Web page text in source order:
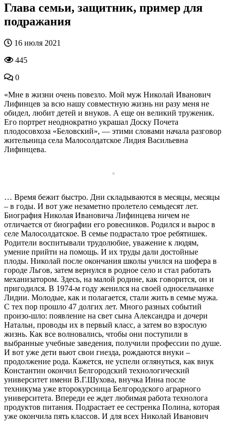
Глава семьи, защитник, пример для
подражания
16 июля 2021
445
0
«Мне в жизни очень повезло. Мой муж Николай Иванович
Лифинцев за всю нашу совместную жизнь ни разу меня не
обидел, любит детей и внуков. А еще он великий труженик.
Его портрет неоднократно украшал Доску Почета
плодосовхоза «Беловский», — этими словами начала разговор
жительница села Малосолдатское Лидия Васильевна
Лифинцева.
… Время бежит быстро. Дни складываются в месяцы, месяцы
– в годы. И вот уже незаметно пролетело семьдесят лет.
Биография Николая Ивановича Лифинцева ничем не
отличается от биографии его ровесников. Родился и вырос в
селе Малосолдатское. В семье подрастало трое ребятишек.
Родители воспитывали трудолюбие, уважение к людям,
умение прийти на помощь. И их труды дали достойные
плоды. Николай после окончания школы учился на шофера в
городе Льгов, затем вернулся в родное село и стал работать
механизатором. Здесь, на малой родине, как говорится, он и
пригодился. В 1974-м году женился на своей односельчанке
Лидии. Молодые, как и полагается, стали жить в семье мужа.
С тех пор прошло 47 долгих лет. Много разных событий
произо-шло: появление на свет сына Александра и дочери
Натальи, проводы их в первый класс, а затем во взрослую
жизнь. Как все волновались, чтобы они поступили в
выбранные учебные заведения, получили профессии по душе.
И вот уже дети вьют свои гнезда, рождаются внуки –
продолжение рода. Кажется, не успели оглянуться, как внук
Константин окончил Белгородский технологический
университет имени В.Г.Шухова, внучка Инна после
техникума уже второкурсница Белгородского аграрного
университета. Впереди ее ждет любимая работа технолога
продуктов питания. Подрастает ее сестренка Полина, которая
уже окончила пять классов. И для всех Николай Иванович